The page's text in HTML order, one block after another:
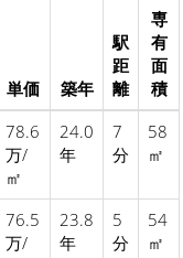
単価 築年
駅
距
離
専
有
面
積
78.6
万/
㎡
24.0
年
7
分
58
㎡
76.5
万/
23.8
年
5
分
54
㎡